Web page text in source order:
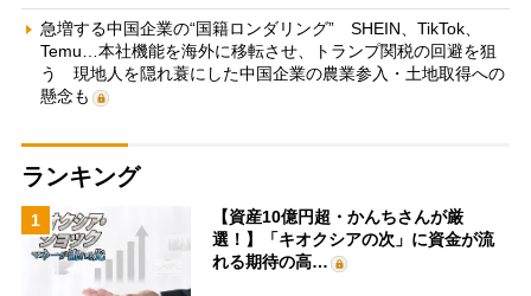
急増する中国企業の“国籍ロンダリング” SHEIN、TikTok、
Temu…本社機能を海外に移転させ、トランプ関税の回避を狙
う 現地人を隠れ蓑にした中国企業の農業参入・土地取得への
懸念も
ランキング
1
【資産10億円超・かんちさんが厳
選！】「キオクシアの次」に資金が流
れる期待の高…